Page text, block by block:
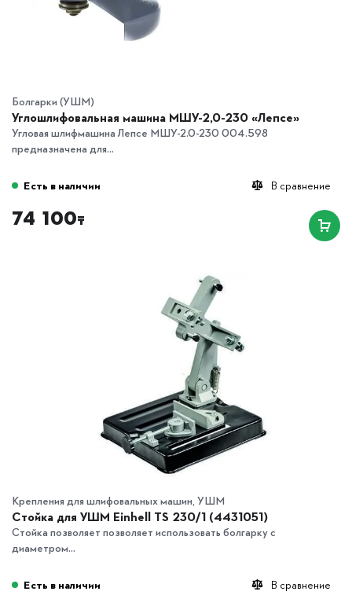
Болгарки (УШМ)
Углошлифовальная машина МШУ-2,0-230 «Лепсе»
Угловая шлифмашина Лепсе МШУ-2.0-230 004.598
предназначена для...
В сравнение
Есть в наличии
74 100₸
Крепления для шлифовальных машин, УШМ
Стойка для УШМ Einhell TS 230/1 (4431051)
Стойка позволяет позволяет использовать болгарку с
диаметром...
В сравнение
Есть в наличии